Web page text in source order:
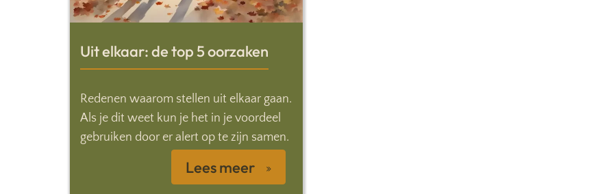
Uit elkaar: de top 5 oorzaken
Redenen waarom stellen uit elkaar gaan.
Als je dit weet kun je het in je voordeel
gebruiken door er alert op te zijn samen.
Lees meer